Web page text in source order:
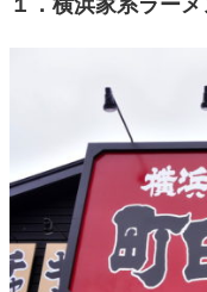
１．横浜家系ラー